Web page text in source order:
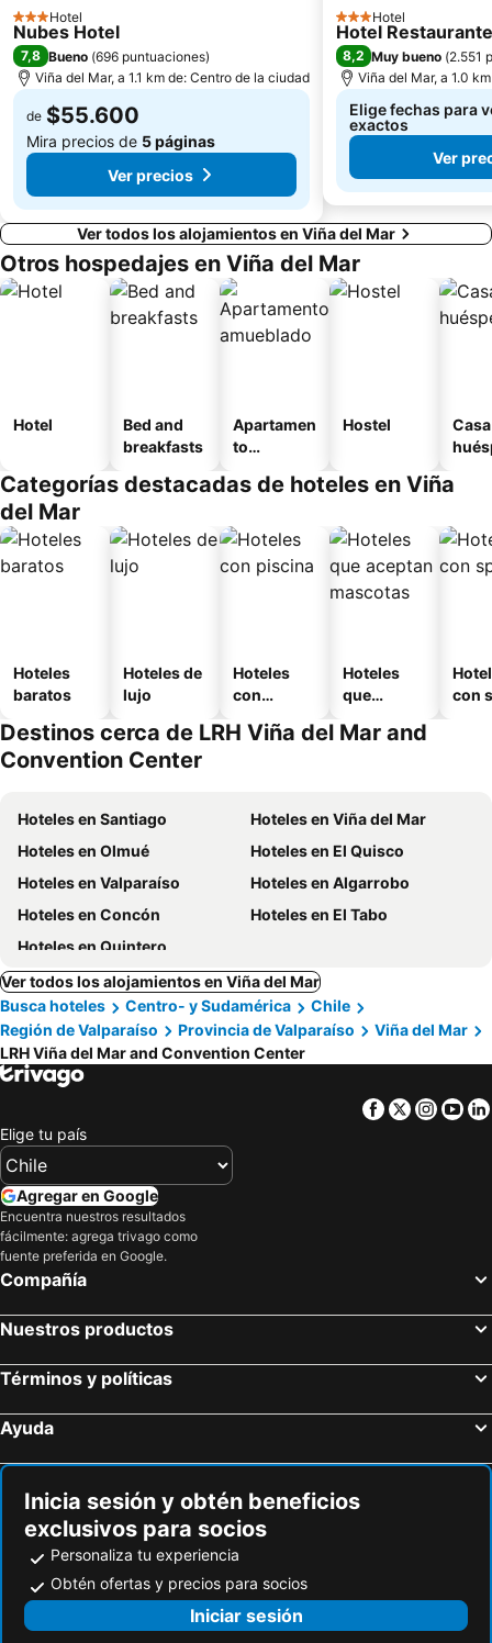
3 Estrellas
Hotel
Nubes Hotel
7,8 Bueno (696 puntuaciones)
Viña del Mar, a 1.1 km de: Centro de la ciudad
de $55.600
Mira precios de 5 páginas
Ver precios
3 Estrellas
Hotel
Hotel
8,2 Muy bueno (2.551
Viña del Mar, a 1.0
Elige fechas para
exactos
Ver
Ver todos los alojamientos en Viña del Mar
Otros hospedajes en Viña del Mar
Hotel
Bed and
breakfasts
Apartamen
to
o
Hostel
Categorías destacadas de hoteles en Viña
del Mar
Hoteles
baratos
Hoteles de
lujo
Hoteles
con
Hoteles
que
mascotas
con
Destinos cerca de LRH Viña del Mar and
Convention Center
Hoteles en Santiago
Hoteles en Viña del Mar
Hoteles en Olmué
Hoteles en El Quisco
Hoteles en Valparaíso
Hoteles en Algarrobo
Hoteles en Concón
Hoteles en El Tabo
Hoteles en Quintero
Ver todos los alojamientos en Viña del Mar
Busca hoteles
Centro- y Sudamérica
Chile
Región de Valparaíso
Provincia de Valparaíso
Viña del Mar
LRH Viña del Mar and Convention Center
Facebook
Twitter
Elige tu país
Agregar en Google
Encuentra nuestros resultados
fácilmente: agrega trivago como
fuente preferida en Google.
Compañía
Nuestros productos
Términos y políticas
Ayuda
Inicia sesión y obtén beneficios
exclusivos para socios
Personaliza tu experiencia
Obtén ofertas y precios para socios
Iniciar sesión